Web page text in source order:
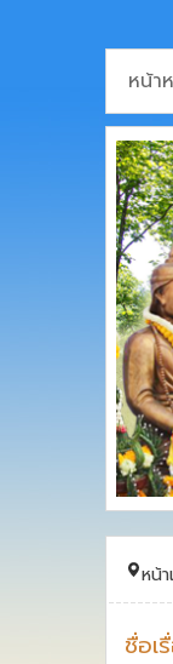
หน้า
หน้
ชื่อเ